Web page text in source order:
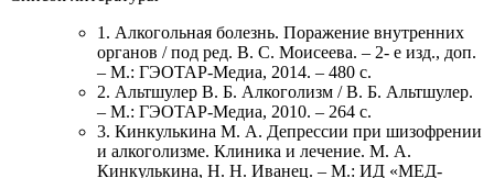
1. Алкогольная болезнь. Поражение внутренних
органов / под ред. В. С. Моисеева. – 2- е изд., доп.
– М.: ГЭОТАР-Медиа, 2014. – 480 с.
2. Альтшулер В. Б. Алкоголизм / В. Б. Альтшулер.
– М.: ГЭОТАР-Медиа, 2010. – 264 с.
3. Кинкулькина М. А. Депрессии при шизофрении
и алкоголизме. Клиника и лечение. М. А.
Кинкулькина, Н. Н. Иванец. – М.: ИД «МЕД-